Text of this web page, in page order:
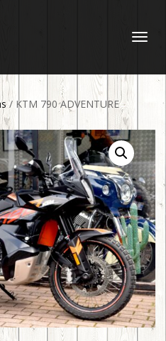
DÉPLIER
/ KTM 790 ADVENTURE